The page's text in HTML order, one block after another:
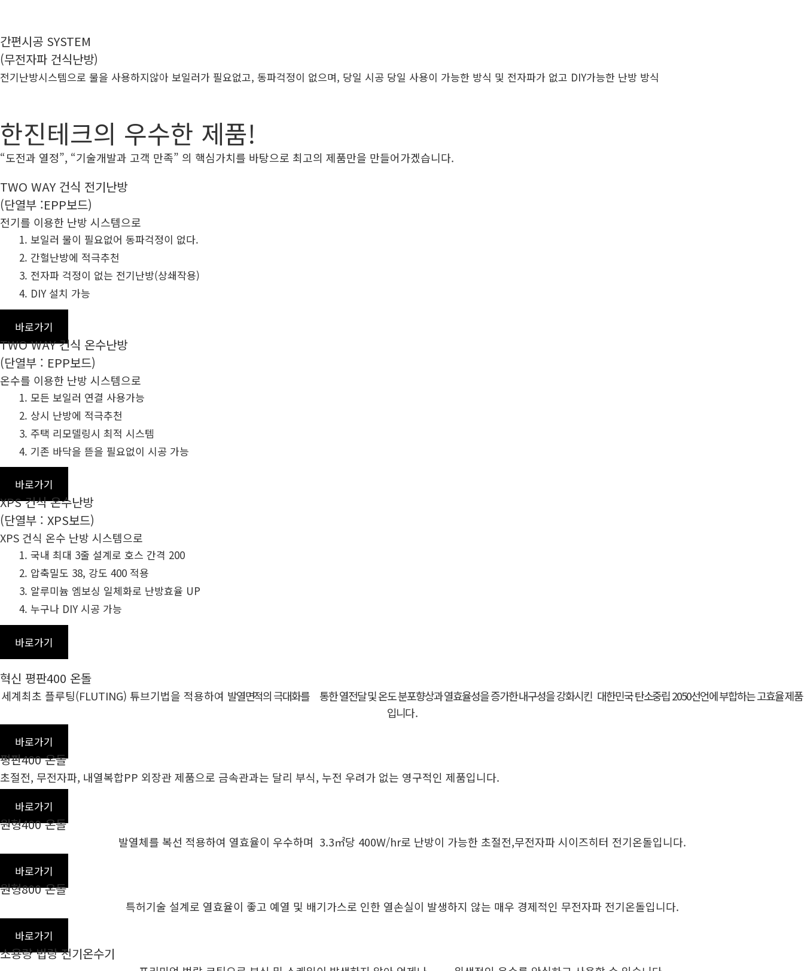
간편시공 SYSTEM
(무전자파 건식난방)
전기난방시스템으로 물을 사용하지않아 보일러가 필요없고, 동파걱정이 없으며, 당일 시공 당일 사용이 가능한 방식 및 전자파가 없고 DIY가능한 난방 방식
한진테크의 우수한 제품!
“도전과 열정”, “기술개발과 고객 만족” 의 핵심가치를 바탕으로 최고의 제품만을 만들어가겠습니다.
TWO WAY 건식 전기난방
(단열부 :EPP보드)
전기를 이용한 난방 시스템으로
보일러 물이 필요없어 동파걱정이 없다.
간헐난방에 적극추천
전자파 걱정이 없는 전기난방(상쇄작용)
DIY 설치 가능
바로가기
TWO WAY 건식 온수난방
(단열부 : EPP보드)
온수를 이용한 난방 시스템으로
모든 보일러 연결 사용가능
상시 난방에 적극추천
주택 리모델링시 최적 시스템
기존 바닥을 뜯을 필요없이 시공 가능
바로가기
XPS 건식 온수난방
(단열부 : XPS보드)
XPS 건식 온수 난방 시스템으로
국내 최대 3줄 설계로 호스 간격 200
압축밀도 38, 강도 400 적용
알루미늄 엠보싱 일체화로 난방효율 UP
누구나 DIY 시공 가능
바로가기
혁신 평판400 온돌
세계최초 플루팅(FLUTING) 튜브기법을 적용하여 발열면적의 극대화를 통한열전달 및 온도 분포향상과 열효율성을 증가한 내구성을 강화시킨 대한민국 탄소중립 2050선언에 부합하는 고효율 제품
입니다.
바로가기
평판400 온돌
초절전, 무전자파, 내열복합PP 외장관 제품으로 금속관과는 달리 부식, 누전 우려가 없는 영구적인 제품입니다.
바로가기
원형400 온돌
발열체를 복선 적용하여 열효율이 우수하며 3.3㎡당 400W/hr로 난방이 가능한 초절전,무전자파 시이즈히터 전기온돌입니다.
바로가기
원형800 온돌
특허기술 설계로 열효율이 좋고 예열 및 배기가스로 인한 열손실이 발생하지 않는 매우 경제적인 무전자파 전기온돌입니다.
바로가기
소용량 법랑 전기온수기